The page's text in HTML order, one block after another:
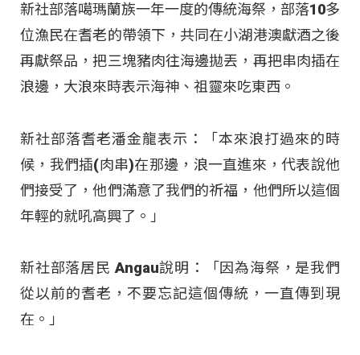
新社部落噶瑪蘭族一年一度的傳統海祭，部落10多
位漁民在耆老的帶領下，共同在小湖港澳獻酒之後
再獻祭品，把三塊豬肉往海邊拋丟，再把串肉插在
浪邊，大浪來時表示海神、祖靈來吃東西。
新社部落耆老潘金龍表示：「本來浪打過來的時
候，我們插(肉串)在那邊，浪一直進來，代表說他
們接受了，他們滿意了我們的祈福，他們所以這個
年輕的就吼高興了。」
新社部落居民 Angau說明：「因為海祭，是我們
從以前的耆老，不要忘記這個傳統，一直傳到現
在。」